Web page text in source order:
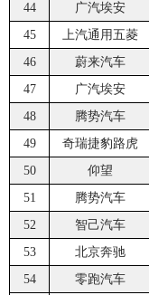
44
广汽埃安
45
上汽通用五菱
46
蔚来汽车
47
广汽埃安
48
腾势汽车
49
奇瑞捷豹路虎
50
仰望
51
腾势汽车
52
智己汽车
53
北京奔驰
54
零跑汽车